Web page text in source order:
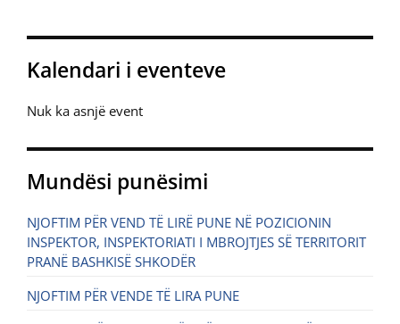
Kalendari i eventeve
Nuk ka asnjë event
Mundësi punësimi
NJOFTIM PËR VEND TË LIRË PUNE NË POZICIONIN
INSPEKTOR, INSPEKTORIATI I MBROJTJES SË TERRITORIT
PRANË BASHKISË SHKODËR
NJOFTIM PËR VENDE TË LIRA PUNE